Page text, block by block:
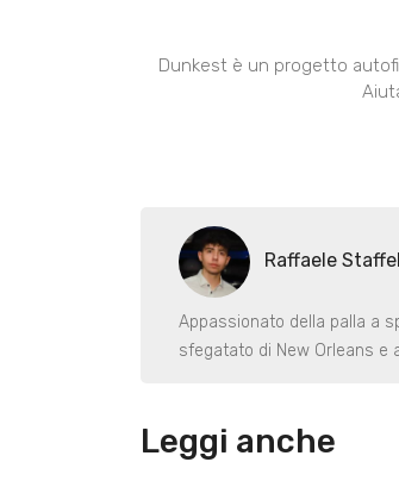
Dunkest è un progetto
Raffaele
Appassionato della palla a
sfegatato di New Orleans e
Leggi anche